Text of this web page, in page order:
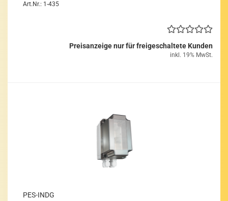
Art.Nr.: 1-435
Preisanzeige nur für freigeschaltete Kunden
inkl. 19% MwSt.
PES-​INDG